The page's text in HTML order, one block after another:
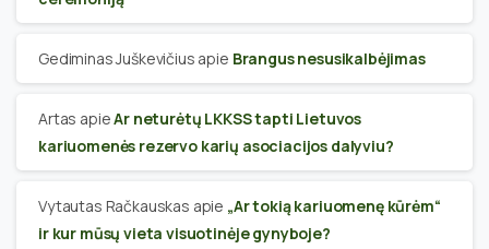
Gediminas Juškevičius apie Brangus nesusikalbėjimas
Artas apieAr neturėtų LKKSS tapti Lietuvos
kariuomenės rezervo karių asociacijos dalyviu?
Vytautas Račkauskas apie „Ar tokią kariuomenę kūrėm“
ir kur mūsų vieta visuotinėje gynyboje?